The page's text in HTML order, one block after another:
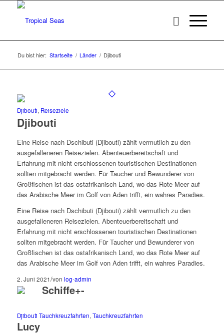
Du bist hier: Startseite / Länder / Djibouti
Djibouti, Reiseziele
Djibouti
Eine Reise nach Dschibuti (Djibouti) zählt vermutlich zu den
ausgefalleneren Reisezielen. Abenteuerbereitschaft und
Erfahrung mit nicht erschlossenen touristischen Destinationen
sollten mitgebracht werden. Für Taucher und Bewunderer von
Großfischen ist das ostafrikanisch Land, wo das Rote Meer auf
das Arabische Meer im Golf von Aden trifft, ein wahres Paradies.
Eine Reise nach Dschibuti (Djibouti) zählt vermutlich zu den
ausgefalleneren Reisezielen. Abenteuerbereitschaft und
Erfahrung mit nicht erschlossenen touristischen Destinationen
sollten mitgebracht werden. Für Taucher und Bewunderer von
Großfischen ist das ostafrikanisch Land, wo das Rote Meer auf
das Arabische Meer im Golf von Aden trifft, ein wahres Paradies.
2. Juni 2021/von log-admin
Schiffe+-
Djibouti Tauchkreuzfahrten, Tauchkreuzfahrten
Lucy